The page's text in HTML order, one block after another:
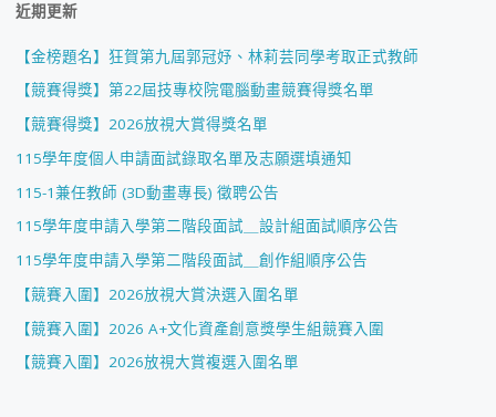
近期更新
【金榜題名】狂賀第九屆郭冠妤、林莉芸同學考取正式教師
【競賽得獎】第22屆技專校院電腦動畫競賽得獎名單
【競賽得獎】2026放視大賞得獎名單
115學年度個人申請面試錄取名單及志願選填通知
115-1兼任教師 (3D動畫專長) 徵聘公告
115學年度申請入學第二階段面試＿設計組面試順序公告
115學年度申請入學第二階段面試＿創作組順序公告
【競賽入圍】2026放視大賞決選入圍名單
【競賽入圍】2026 A+文化資產創意獎學生組競賽入圍
【競賽入圍】2026放視大賞複選入圍名單